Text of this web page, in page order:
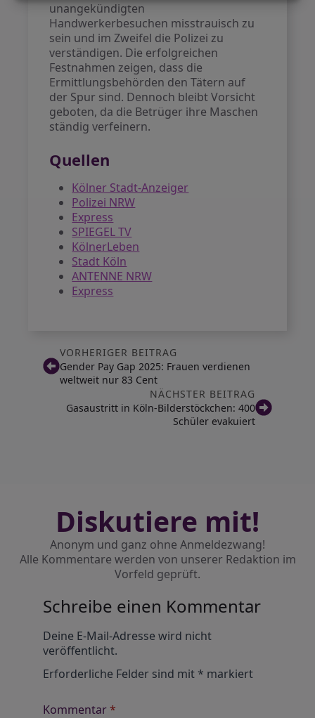
unangekündigten
Handwerkerbesuchen misstrauisch zu
sein und im Zweifel die Polizei zu
verständigen. Die erfolgreichen
Festnahmen zeigen, dass die
Ermittlungsbehörden den Tätern auf
der Spur sind. Dennoch bleibt Vorsicht
geboten, da die Betrüger ihre Maschen
ständig verfeinern.
Quellen
Kölner Stadt-Anzeiger
Polizei NRW
Express
SPIEGEL TV
KölnerLeben
Stadt Köln
ANTENNE NRW
Express
VORHERIGER BEITRAG
Gender Pay Gap 2025: Frauen verdienen
weltweit nur 83 Cent
NÄCHSTER BEITRAG
Gasaustritt in Köln-Bilderstöckchen: 400
Schüler evakuiert
Diskutiere mit!
Anonym und ganz ohne Anmeldezwang!
Alle Kommentare werden von unserer Redaktion im
Vorfeld geprüft.
Schreibe einen Kommentar
Deine E-Mail-Adresse wird nicht
veröffentlicht.
Erforderliche Felder sind mit* markiert
Kommentar*